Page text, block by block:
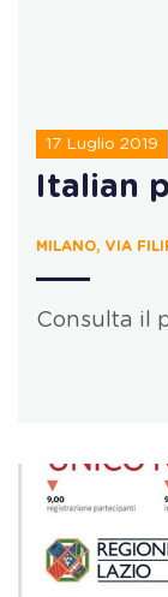
17 Luglio 2019
Italian
MILANO, VIA
Consulta il